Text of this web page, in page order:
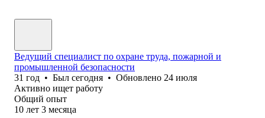
Ведущий специалист по охране труда, пожарной и
промышленной безопасности
31 год • Был сегодня • Обновлено 24 июля
Активно ищет работу
Общий опыт
10 лет 3 месяца